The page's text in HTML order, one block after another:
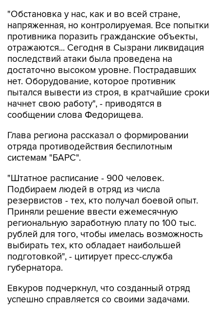
"Обстановка у нас, как и во всей стране,
напряженная, но контролируемая. Все попытки
противника поразить гражданские объекты,
отражаются... Сегодня в Сызрани ликвидация
последствий атаки была проведена на
достаточно высоком уровне. Пострадавших
нет. Оборудование, которое противник
пытался вывести из строя, в кратчайшие сроки
начнет свою работу", - приводятся в
сообщении слова Федорищева.
Глава региона рассказал о формировании
отряда противодействия беспилотным
системам "БАРС".
"Штатное расписание - 900 человек.
Подбираем людей в отряд из числа
резервистов - тех, кто получал боевой опыт.
Приняли решение ввести ежемесячную
региональную заработную плату по 100 тыс.
рублей для того, чтобы имелась возможность
выбирать тех, кто обладает наибольшей
подготовкой", - цитирует пресс-служба
губернатора.
Евкуров подчеркнул, что созданный отряд
успешно справляется со своими задачами.